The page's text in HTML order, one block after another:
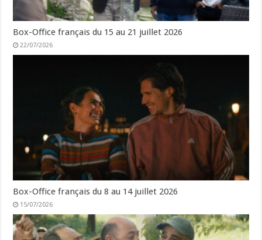
Box-Office français du 15 au 21 juillet 2026
22/07/2026
Box-Office français du 8 au 14 juillet 2026
15/07/2026